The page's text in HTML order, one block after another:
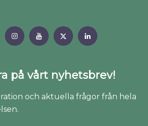
på vårt nyhetsbrev!
och aktuella frågor från hela